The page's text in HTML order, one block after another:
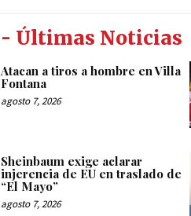
- Últimas Noticias
Atacan a tiros a hombre en Villa
Fontana
agosto 7, 2026
Sheinbaum exige aclarar
injerencia de EU en traslado de
“El Mayo”
agosto 7, 2026